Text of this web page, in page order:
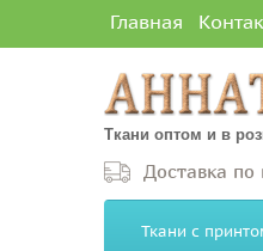
Главная
Ткани оптом и в
Доставка по
Ткани с